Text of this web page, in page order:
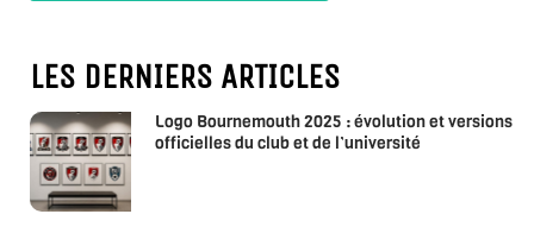
LES DERNIERS ARTICLES
Logo Bournemouth 2025 : évolution et versions
officielles du club et de l’université